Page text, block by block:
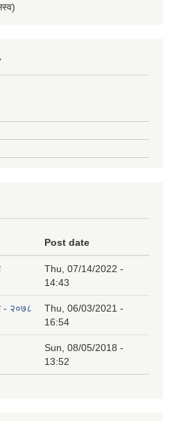
Post date
Thu, 07/14/2022 -
14:43
- २०७८
Thu, 06/03/2021 -
16:54
Sun, 08/05/2018 -
13:52